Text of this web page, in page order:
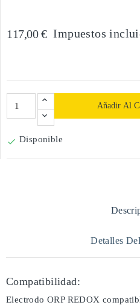
117,00 € Impuestos
Añadir Al
 Disponible
Detalles
Compatibilidad:
Electrodo ORP REDOX